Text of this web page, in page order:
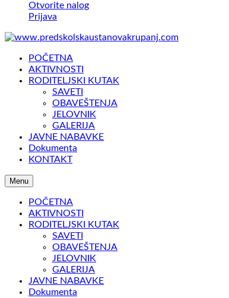
Otvorite nalog
Prijava
POČETNA
AKTIVNOSTI
RODITELJSKI KUTAK
SAVETI
OBAVEŠTENJA
JELOVNIK
GALERIJA
JAVNE NABAVKE
Dokumenta
KONTAKT
Menu
POČETNA
AKTIVNOSTI
RODITELJSKI KUTAK
SAVETI
OBAVEŠTENJA
JELOVNIK
GALERIJA
JAVNE NABAVKE
Dokumenta